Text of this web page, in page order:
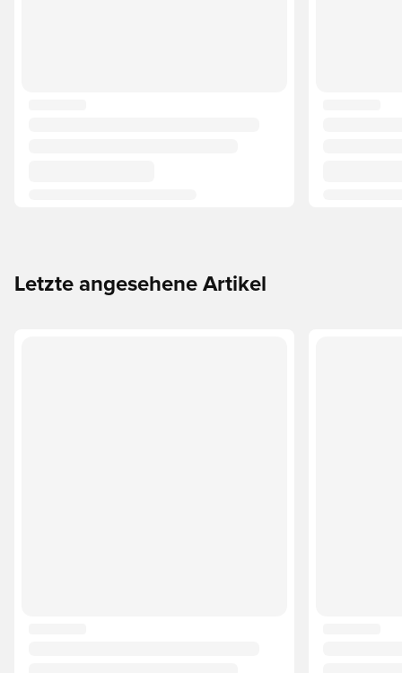
Letzte angesehene Artikel